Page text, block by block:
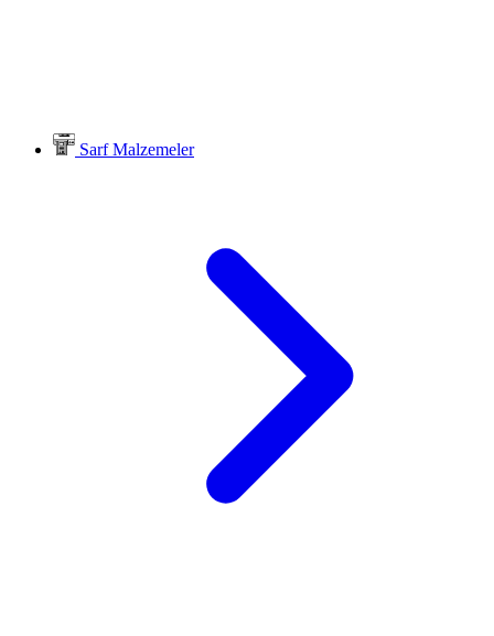
Sarf Malzemeler